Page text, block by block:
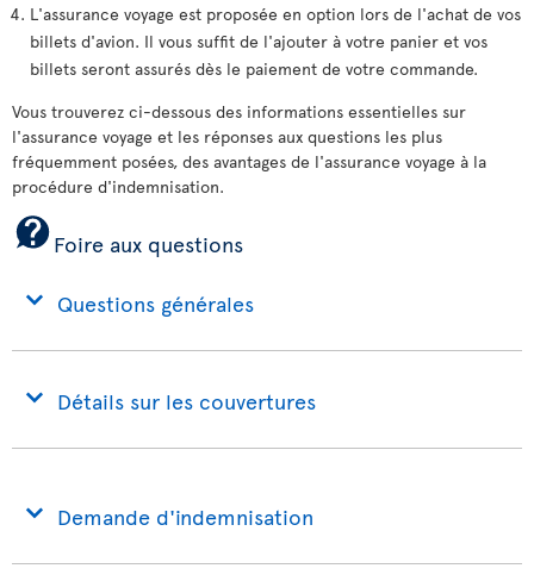
L'assurance voyage est proposée en option lors de l'achat de vos
billets d'avion. Il vous suffit de l'ajouter à votre panier et vos
billets seront assurés dès le paiement de votre commande.
Vous trouverez ci-dessous des informations essentielles sur
l'assurance voyage et les réponses aux questions les plus
fréquemment posées, des avantages de l'assurance voyage à la
procédure d'indemnisation.
Foire aux questions
Questions générales
Détails sur les couvertures
Demande d'indemnisation